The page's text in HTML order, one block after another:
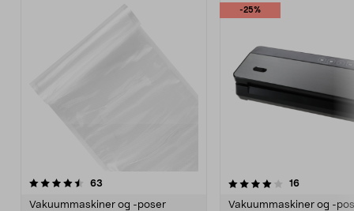
63
Vakuummaskiner og -poser
-25%
4.0 av 5 stjerner 16anmeldelser
Vakuummaskiner og -
4.0 av 5 stjerner